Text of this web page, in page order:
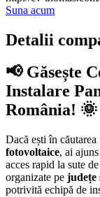
Suna acum
Detalii
📢 Găsește
Instalare
România! 🌞
Dacă ești în căutarea
fotovoltaice, ai
acces rapid la sute de
organizate pe județe
potrivită echipă de